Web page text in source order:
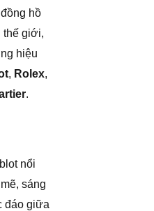
hồ
thế giới,
hiệu
, Rolex,
.
nổi
sáng
đáo giữa